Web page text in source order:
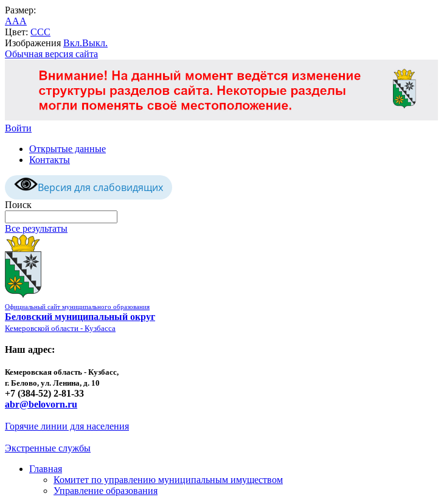
Размер:
AAA
Цвет: CCC
Изображения Вкл.Выкл.
Обычная версия сайта
Войти
Открытые данные
Контакты
Версия для слабовидящих
Поиск
Все результаты
Официальный сайт муниципального образования
Беловский муниципальный округ
Кемеровской области - Кузбасса
Наш адрес:
Кемеровская область - Кузбасс,
г. Белово, ул. Ленина, д. 10
+7 (384-52) 2-81-33
abr@belovorn.ru
Горячие линии для населения
Экстренные службы
Главная
Комитет по управлению муниципальным имуществом
Управление образования